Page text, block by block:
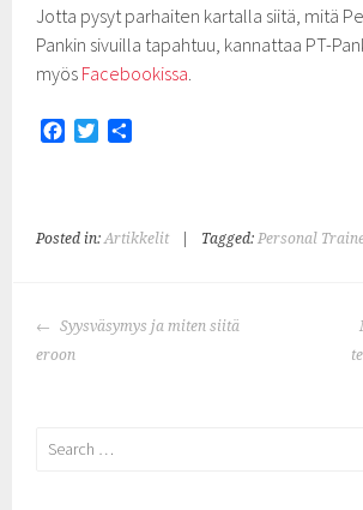
Jotta pysyt parhaiten kartalla siitä, mitä
Pankin sivuilla tapahtuu, kannattaa PT-
myös Facebookissa
o
e
e
Posted in:Artikkelit Tagged:Personal
POST
NAVIGATION
Syysväsymys ja miten siitä
eroon
Search